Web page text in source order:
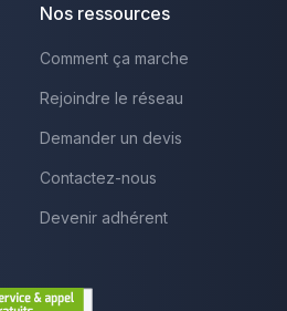
Nos ressources
Comment ça marche
Rejoindre le réseau
Demander un devis
Contactez-nous
Devenir adhérent